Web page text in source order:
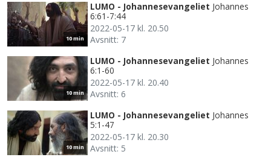
10 min
LUMO - Johannesevangeliet Johannes
6:61-7:44
2022-05-17 kl. 20.50
Avsnitt: 7
10 min
LUMO - Johannesevangeliet Johannes
6:1-60
2022-05-17 kl. 20.40
Avsnitt: 6
10 min
LUMO - Johannesevangeliet Johannes
5:1-47
2022-05-17 kl. 20.30
Avsnitt: 5